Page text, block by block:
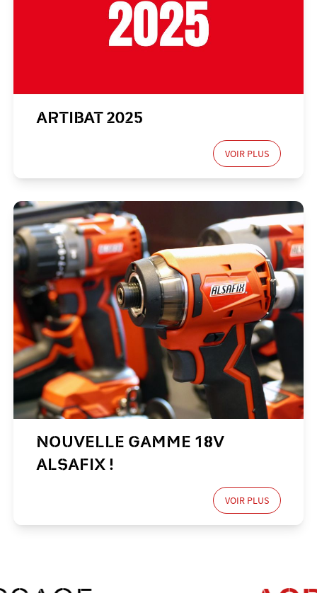
ARTIBAT 2025
VOIR PLUS
NOUVELLE GAMME 18V
ALSAFIX !
VOIR PLUS